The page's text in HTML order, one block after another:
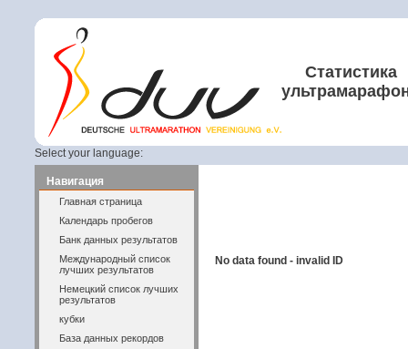
Статистика
Select your language:
Навигация
Главная страница
Календарь пробегов
Банк данных результатов
Международный список
лучших результатов
Немецкий список лучших
результатов
кубки
База данных рекордов
No data found - invalid ID